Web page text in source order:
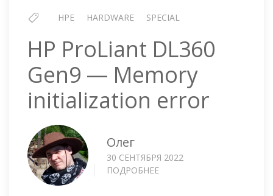
HPE HARDWARE SPECIAL
HP ProLiant DL360
Gen9 — Memory
initialization error
Олег
30 СЕНТЯБРЯ 2022
ПОДРОБНЕЕ